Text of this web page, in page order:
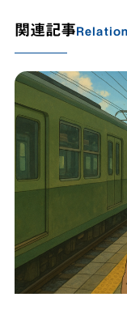
関連記事